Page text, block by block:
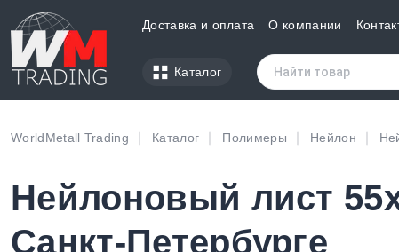
Доставка и оплата О компании
Каталог
WorldMetall Trading Каталог Полимеры Нейлон
Нейлоновый лист
Санкт-Петербурге